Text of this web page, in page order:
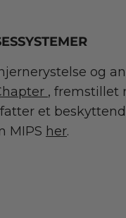
og
, fremstillet
et
MIPS her.